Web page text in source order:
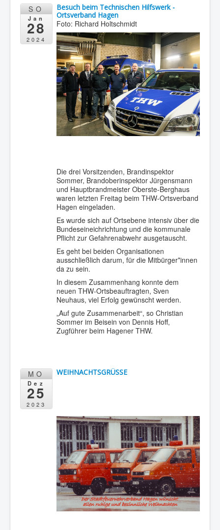
SO
Jan
28
2024
Besuch beim Technischen Hilfswerk -
Ortsverband Hagen
Foto: Richard Holtschmidt
Die drei Vorsitzenden, Brandinspektor
Sommer, Brandoberinspektor Jürgensmann
und Hauptbrandmeister Oberste-Berghaus
waren letzten Freitag beim THW-Ortsverband
Hagen eingeladen.
Es wurde sich auf Ortsebene intensiv über die
Bundeseineichrichtung und die kommunale
Pflicht zur Gefahrenabwehr ausgetauscht.
Es geht bei beiden Organisationen
ausschließlich darum, für die Mitbürger*innen
da zu sein.
In diesem Zusammenhang konnte dem
neuen THW-Ortsbeauftragten, Sven
Neuhaus, viel Erfolg gewünscht werden.
„Auf gute Zusammenarbeit“, so Christian
Sommer im Beisein von Dennis Hoff,
Zugführer beim Hagener THW.
MO
Dez
25
2023
WEIHNACHTSGRÜSSE